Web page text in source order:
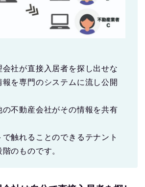
会社が直接入居者を探し出せな
報を専門のシステムに流し公開
の不動産会社がその情報を共有
触れることのできるテナント
のものです。